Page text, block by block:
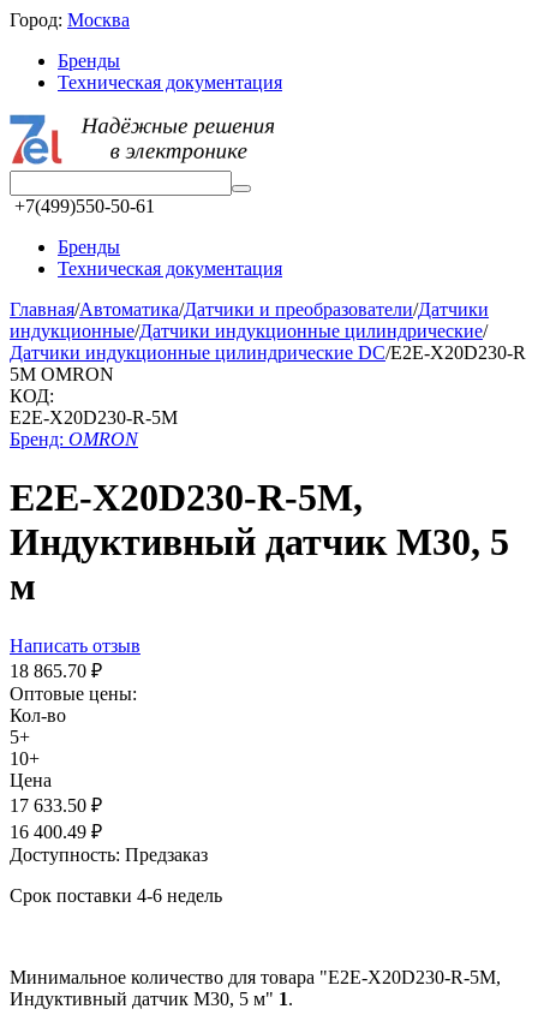
Город: Москва
Бренды
Техническая документация
+7(499)550-50-61
Бренды
Техническая документация
Главная/Автоматика/Датчики и преобразователи/Датчики
индукционные/Датчики индукционные цилиндрические/
Датчики индукционные цилиндрические DC/E2E-X20D230-R
5M OMRON
КОД:
E2E-X20D230-R-5M
Бренд: OMRON
E2E-X20D230-R-5M,
Индуктивный датчик M30, 5
м
Написать отзыв
18 865.70 ₽
Оптовые цены:
Кол-во
5+
10+
Цена
17 633.50 ₽
16 400.49 ₽
Доступность: Предзаказ
Срок поставки 4-6 недель
Минимальное количество для товара "E2E-X20D230-R-5M,
Индуктивный датчик M30, 5 м" 1.